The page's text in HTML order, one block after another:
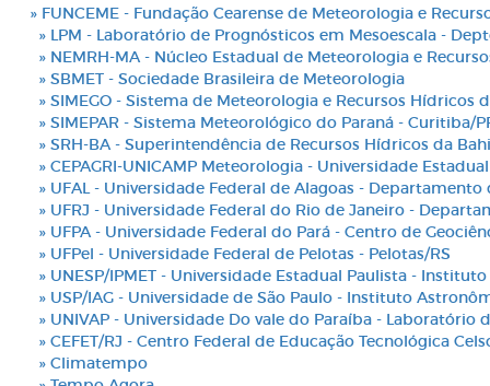
» FUNCEME - Fundação Cearense de Meteorologia e
» LPM - Laboratório de Prognósticos em Mesoescala -
» NEMRH-MA - Núcleo Estadual de Meteorologia e
» SBMET - Sociedade Brasileira de Meteorologia
» SIMEGO - Sistema de Meteorologia e Recursos Hídricos
» SIMEPAR - Sistema Meteorológico do Paraná - Curitiba/
» SRH-BA - Superintendência de Recursos Hídricos da
» CEPAGRI-UNICAMP Meteorologia - Universidade
» UFAL - Universidade Federal de Alagoas - Departamento
» UFRJ - Universidade Federal do Rio de Janeiro -
» UFPA - Universidade Federal do Pará - Centro de
» UFPel - Universidade Federal de Pelotas - Pelotas/RS
» UNESP/IPMET - Universidade Estadual Paulista -
» USP/IAG - Universidade de São Paulo - Instituto
» UNIVAP - Universidade Do vale do Paraíba - Laboratório
» CEFET/RJ - Centro Federal de Educação Tecnológica
» Climatempo